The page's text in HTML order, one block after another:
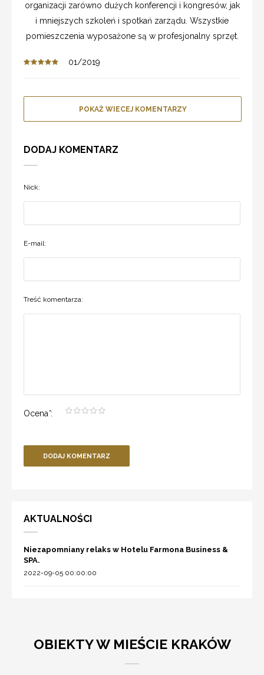
organizacji zarówno dużych konferencji i kongresów, jak
i mniejszych szkoleń i spotkań zarządu. Wszystkie
pomieszczenia wyposażone są w profesjonalny sprzęt.
01/2019
POKAŻ WIECEJ KOMENTARZY
DODAJ KOMENTARZ
Nick:
E-mail:
Treść komentarza:
Ocena*:
DODAJ KOMENTARZ
AKTUALNOŚCI
Niezapomniany relaks w Hotelu Farmona Business &
SPA.
2022-09-05 00:00:00
OBIEKTY W MIEŚCIE KRAKÓW